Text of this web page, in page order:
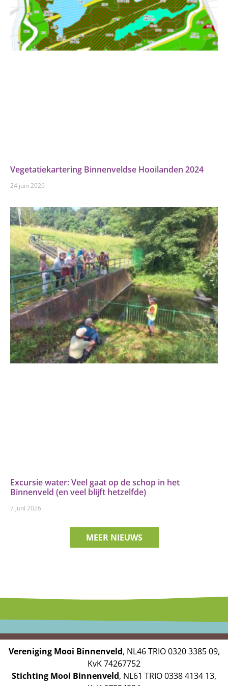
Vegetatiekartering Binnenveldse Hooilanden 2024
24 juni 2026
Excursie water: Veel gaat op de schop in het
Binnenveld (en veel blijft hetzelfde)
7 juni 2026
MEER NIEUWS
Vereniging Mooi Binnenveld, NL46 TRIO 0320 3385 09,
KvK 74267752
Stichting Mooi Binnenveld, NL61 TRIO 0338 4134 13,